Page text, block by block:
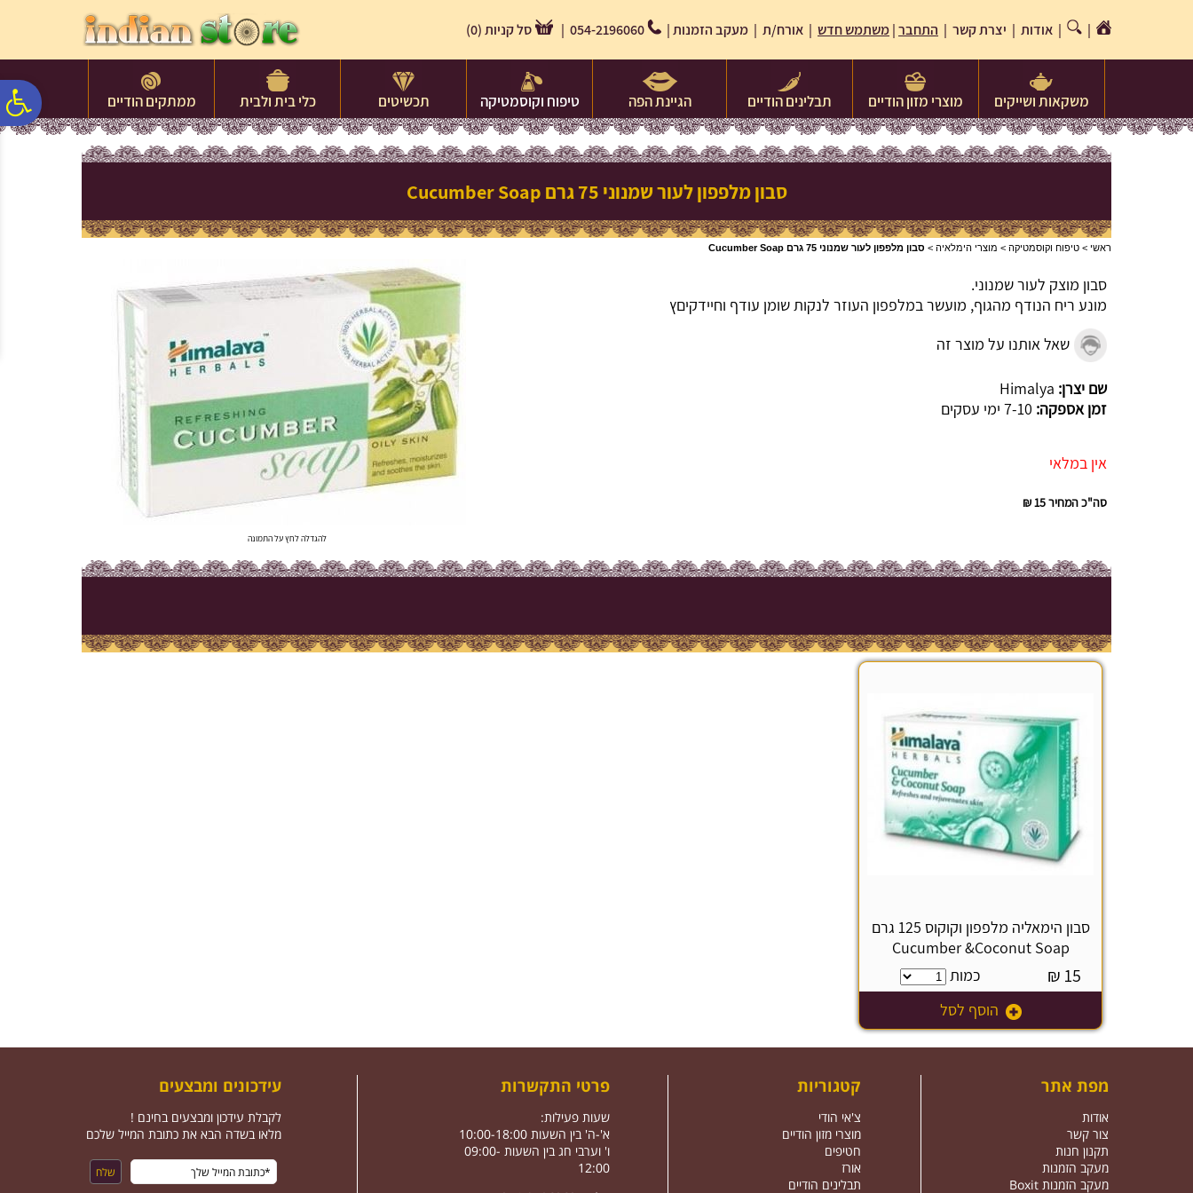
נגישות
אתר
המרכזי
|
| אודות | יצרת קשר | התחבר|משתמש חדש | אורח/ת | מעקב הזמנות| סל קניות(
0
)
משקאות ושייקים מוצרי מזון הודיים תבלינים הודיים הגיינת הפה טיפוח וקוסמטיקה תכשיטים כלי בית ולבית ממתקים הודיים
סבון מלפפון לעור שמנוני 75 גרם Cucumber Soap
ראשי > טיפוח וקוסמטיקה > מוצרי הימלאיה > סבון מלפפון לעור שמנוני 75 גרם Cucumber Soap
סבון מוצק לעור שמנוני.
מונע ריח הנודף מהגוף, מועשר במלפפון העוזר לנקות שומן עודף וחיידקיםץ
שאל אותנו על מוצר זה
שם יצרן: Himalya
זמן אספקה: 7-10 ימי עסקים
אין במלאי
סה"כ המחיר15 ₪
להגדלה לחץ על התמונה
סבון הימאליה מלפפון וקוקוס 125 גרם
Cucumber &Coconut Soap
15
₪
כמות
הוסף לסל
מפת אתר
אודות
צור קשר
תקנון חנות
מעקב הזמנות
מעקב הזמנות Boxit
קטגוריות
צ'אי הודי
מוצרי מזון הודיים
חטיפים
אורז
תבלינים הודיים
פרטי התקשרות
שעות פעילות:
א'-ה' בין השעות 10:00-18:00
ו' וערבי חג בין השעות 09:00-
12:00
עידכונים ומבצעים
לקבלת עידכון ומבצעים בחינם !
מלאו בשדה הבא את כתובת המייל שלכם